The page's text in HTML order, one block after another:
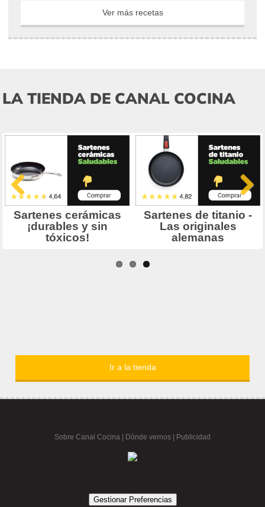
Ver más recetas
LA TIENDA DE CANAL COCINA
Ir a la tienda
Sobre Canal Cocina Dónde vernos | Publicidad
Gestionar Preferencias